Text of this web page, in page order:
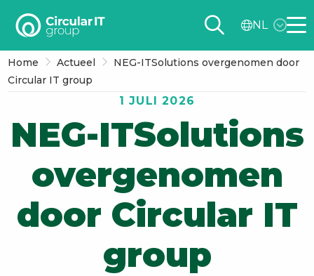
Circular
group
–
NL
Home Actueel
NEG-ITSolutions overgenomen door
Circular IT group
1 JULI 2026
NEG-ITSolutions
overgenomen
door Circular IT
group